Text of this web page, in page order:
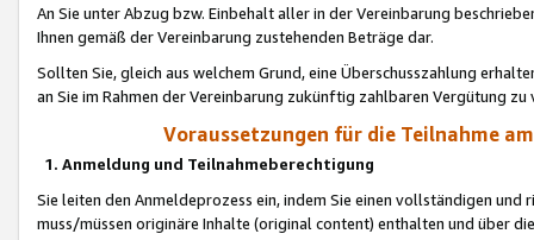
An Sie unter Abzug bzw. Einbehalt aller in der Vereinbarung
Ihnen gemäß der Vereinbarung zustehenden Beträge dar.
Sollten Sie, gleich aus welchem Grund, eine Überschusszahlung
an Sie im Rahmen der Vereinbarung zukünftig zahlbaren Vergütung zu
Voraussetzungen für die Teilnahme
1. Anmeldung und Teilnahmeberechtigung
Sie leiten den Anmeldeprozess ein, indem Sie einen vollständigen
muss/müssen originäre Inhalte (original content) enthalten und über